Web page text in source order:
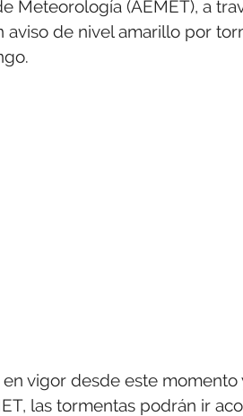
Meteorología (AEMET), a
aviso de nivel amarillo por
vigor desde este
las tormentas podrán ir